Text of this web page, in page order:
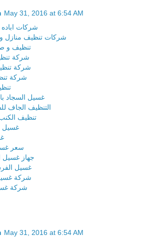
May 31, 2016 at 6:54 AM
شركات اباده
شركات تنظيف منازل و
تنظيف و
شركة
شركة
شركة
غسيل السجاد
التنظيف الجاف
تنظيف
غسيل
سعر
جهاز غسيل
غسيل
شركة
شركة
May 31, 2016 at 6:54 AM